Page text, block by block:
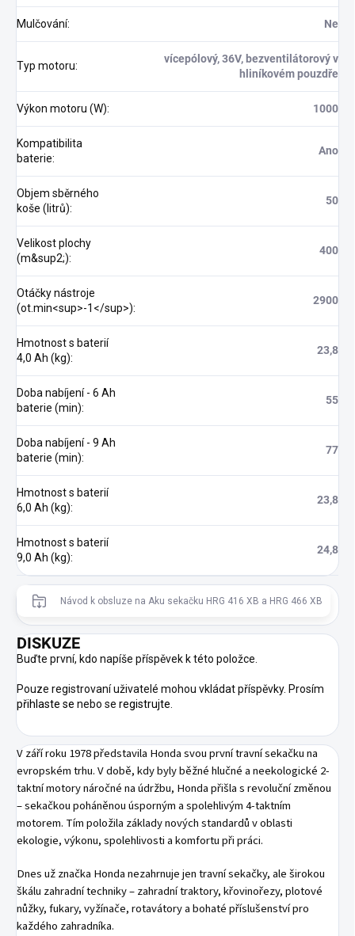
Mulčování: Ne
Typ motoru:
vícepólový, 36V, bezventilátorový v
hliníkovém pouzdře
Výkon motoru (W): 1000
Kompatibilita
baterie:
Ano
Objem sběrného
koše (litrů):
50
Velikost plochy
(m&sup2;):
400
Otáčky nástroje
(ot.min<sup>-1</sup>):
2900
Hmotnost s baterií
4,0 Ah (kg):
23,8
Doba nabíjení - 6 Ah
baterie (min):
55
Doba nabíjení - 9 Ah
baterie (min):
77
Hmotnost s baterií
6,0 Ah (kg):
23,8
Hmotnost s baterií
9,0 Ah (kg):
24,8
Návod k obsluze na Aku sekačku HRG 416 XB a HRG 466 XB
DISKUZE
Buďte první, kdo napíše příspěvek k této položce.
Pouze registrovaní uživatelé mohou vkládat příspěvky. Prosím
přihlaste se nebo se registrujte.
V září roku 1978 představila Honda svou první travní sekačku na
evropském trhu. V době, kdy byly běžné hlučné a neekologické 2-
taktní motory náročné na údržbu, Honda přišla s revoluční změnou
– sekačkou poháněnou úsporným a spolehlivým 4-taktním
motorem. Tím položila základy nových standardů v oblasti
ekologie, výkonu, spolehlivosti a komfortu při práci.
Dnes už značka Honda nezahrnuje jen travní sekačky, ale širokou
škálu zahradní techniky – zahradní traktory, křovinořezy, plotové
nůžky, fukary, vyžínače, rotavátory a bohaté příslušenství pro
každého zahradníka.